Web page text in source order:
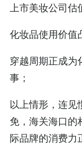
上市美妆公司估
化妆品使用价值
穿越周期正成为
事；
以上情形，连见
免，海关海口的
际品牌的消费力